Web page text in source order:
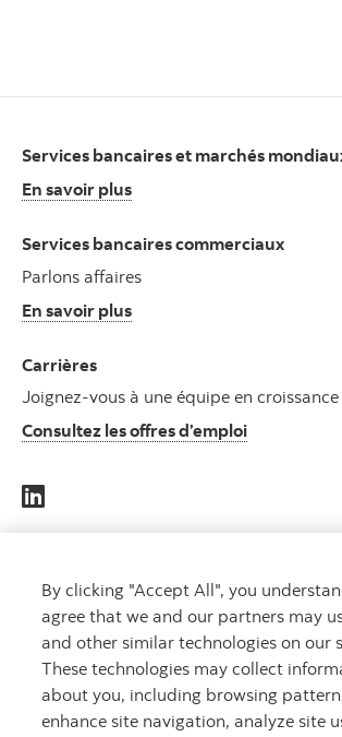
Services bancaires et marchés
En savoir plus
Services bancaires commerciaux
Parlons affaires
En savoir plus
Carrières
Joignez-vous à une équipe en croissance
Consultez les offres d’emploi
CAPITAUX
QUI
TRAVAILLENT
POUR VOUSMC
By clicking "Accept All", you
agree that we and our partners may
and other similar technologies on our
These technologies may collect
about you, including browsing
enhance site navigation, analyze site